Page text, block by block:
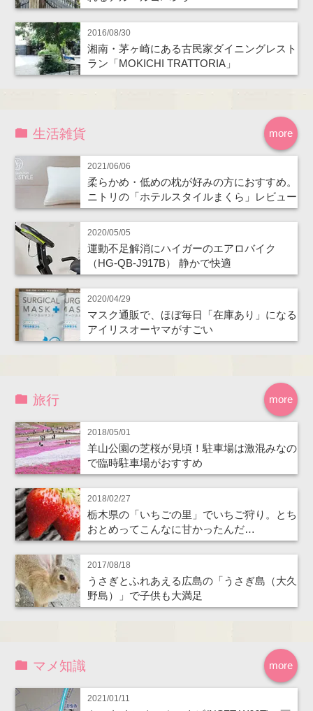
2016/08/30
湘南・茅ヶ崎にある古民家ダイニングレスト
ラン「MOKICHI TRATTORIA」
more
生活雑貨
2021/06/06
柔らかめ・低めの枕が好みの方におすすめ。
ニトリの「ホテルスタイルまくら」レビュー
2020/05/05
運動不足解消にハイガーのエアロバイク
（HG-QB-J917B） 静かで快適
2020/04/29
マスク通販で、ほぼ毎日「在庫あり」になる
アイリスオーヤマがすごい
more
旅行
2018/05/01
羊山公園の芝桜が見頃！駐車場は激混みなの
で臨時駐車場がおすすめ
2018/02/27
栃木県の「いちごの里」でいちご狩り。とち
おとめってこんなに甘かったんだ…
2017/08/18
うさぎとふれあえる広島の「うさぎ島（大久
野島）」で子供も大満足
more
マメ知識
2021/01/11